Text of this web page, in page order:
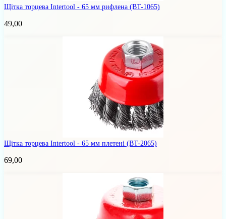
Щітка торцева Intertool - 65 мм рифлена (BT-1065)
49,00
Щітка торцева Intertool - 65 мм плетені (BT-2065)
69,00